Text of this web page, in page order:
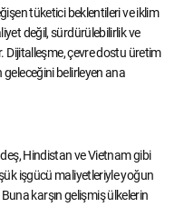
tüketici beklentileri ve iklim
değil, sürdürülebilirlik ve
Dijitalleşme, çevre dostu üretim
belirleyen ana
Hindistan ve Vietnam gibi
işgücü maliyetleriyle yoğun
karşın gelişmiş ülkelerin